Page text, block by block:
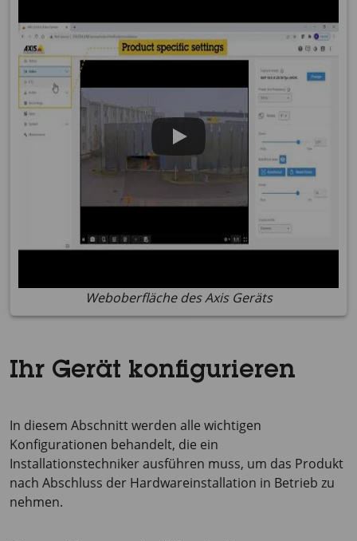
Weboberfläche des Axis Geräts
Ihr Gerät konfigurieren
In diesem Abschnitt werden alle wichtigen
Konfigurationen behandelt, die ein
Installationstechniker ausführen muss, um das Produkt
nach Abschluss der Hardwareinstallation in Betrieb zu
nehmen.